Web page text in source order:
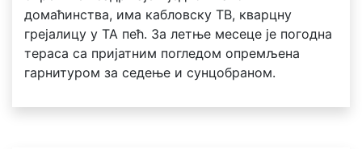
домаћинства, има кабловску ТВ, кварцну
грејалицу у ТА пећ. За летње месеце је погодна
тераса са пријатним погледом опремљена
гарнитуром за седење и сунцобраном.